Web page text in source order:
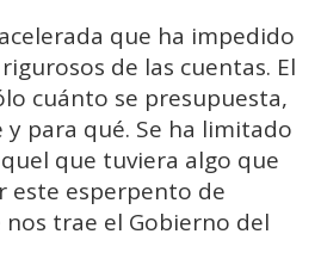
que ha impedido
de las cuentas. El
cuánto se presupuesta,
y para qué. Se ha limitado
que tuviera algo que
este esperpento de
trae el Gobierno del